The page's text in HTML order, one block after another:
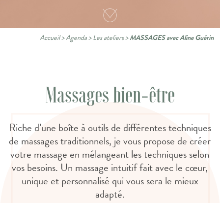
Accueil>Agenda>Les ateliers>MASSAGES avec Aline Guérin
Massages bien-être
Riche d’une boîte à outils de différentes techniques
de massages traditionnels, je vous propose de créer
votre massage en mélangeant les techniques selon
vos besoins. Un massage intuitif fait avec le cœur,
unique et personnalisé qui vous sera le mieux
adapté.